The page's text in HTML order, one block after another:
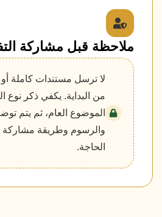
ملاحظة قبل مشاركة
لا ترسل مستندات كاملة
من البداية. يكفي ذكر نوع
الموضوع العام، ثم يتم
والرسوم وطريقة مشاركة
الحاجة.